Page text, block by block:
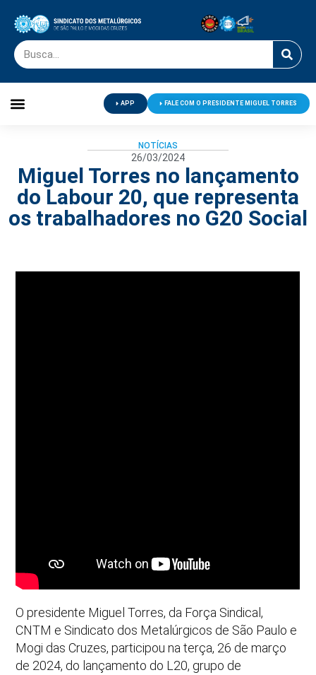
APP FALE COM O PRESIDENTE MIGUEL TORRES
NOTÍCIAS
26/03/2024
Miguel Torres no lançamento
do Labour 20, que representa
os trabalhadores no G20 Social
O presidente Miguel Torres, da Força Sindical,
CNTM e Sindicato dos Metalúrgicos de São Paulo e
Mogi das Cruzes, participou na terça, 26 de março
de 2024, do lançamento do L20, grupo de